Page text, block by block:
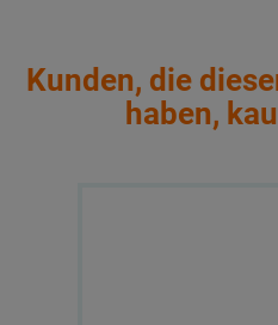
Kunden, die
haben,